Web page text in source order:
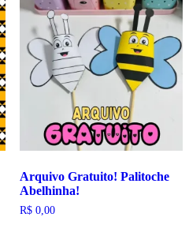
Arquivo Gratuito! Palitoche
Abelhinha!
R$0,00